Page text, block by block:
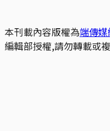
本刊載內容版權為端傳
編輯部授權,請勿轉載或